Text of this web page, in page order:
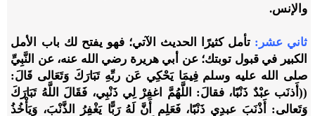
والإنس.
ثاني عشر: تأمل كثيرًا الحديث الآتي؛ فهو يفتح لك باب الأمل
الكبير في قبول توبتك؛ عن أبي هريرة رضي الله عنه، عن النَّبِيِّ
صلى الله عليه وسلم فِيمَا يَحْكِي عَن ربِّهِ تَبَارَكَ وَتَعَالى قَالَ:
((أَذنَب عبْدٌ ذَنْبًا، فقالَ: اللَّهُمَّ اغفِرْ لِي ذَنْبِي، فَقَالَ اللَّهُ تَبَارَكَ
وَتَعالى: أَذْنَبَ عبدِي ذَنْبًا، فَعَلِم أَنَّ لَهُ رَبًّا يَغْفِرُ الذَّنْبَ، وَيَأْخُذُ